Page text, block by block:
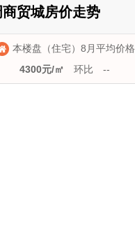
贸城房价走势
本楼盘（住宅）8月平均价格
4300元/㎡
环比 --